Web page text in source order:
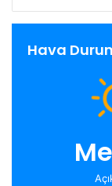
Hava